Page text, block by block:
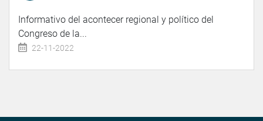
Informativo del acontecer regional y político del
Congreso de la...
22-11-2022